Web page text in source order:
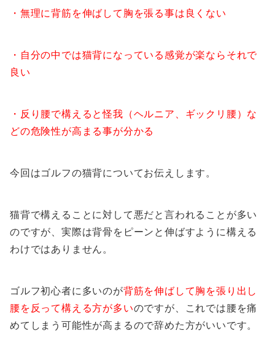
・無理に背筋を伸ばして胸を張る事は良くない
・自分の中では猫背になっている感覚が楽ならそれで
良い
・反り腰で構えると怪我（ヘルニア、ギックリ腰）な
どの危険性が高まる事が分かる
今回はゴルフの猫背についてお伝えします。
猫背で構えることに対して悪だと言われることが多い
のですが、実際は背骨をピーンと伸ばすように構える
わけではありません。
ゴルフ初心者に多いのが背筋を伸ばして胸を張り出し
腰を反って構える方が多いのですが、これでは腰を痛
めてしまう可能性が高まるので辞めた方がいいです。